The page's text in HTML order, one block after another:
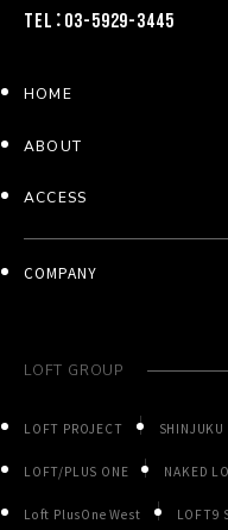
TEL：03-5929-3445
HOME
ABOUT
ACCESS
COMPANY
LOFT GROUP
LOFT PROJECT
LOFT/PLUS ONE NAKED
Loft PlusOne West LOFT9